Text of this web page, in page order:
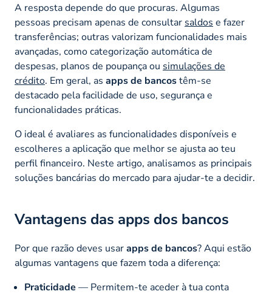
A resposta depende do que procuras. Algumas
pessoas precisam apenas de consultar saldos e fazer
transferências; outras valorizam funcionalidades mais
avançadas, como categorização automática de
despesas, planos de poupança ou simulações de
crédito. Em geral, as apps de bancostêm-se
destacado pela facilidade de uso, segurança e
funcionalidades práticas.
O ideal é avaliares as funcionalidades disponíveis e
escolheres a aplicação que melhor se ajusta ao teu
perfil financeiro. Neste artigo, analisamos as principais
soluções bancárias do mercado para ajudar-te a decidir.
Vantagens das apps dos bancos
Por que razão deves usarapps de bancos? Aqui estão
algumas vantagens que fazem toda a diferença:
Praticidade — Permitem-te aceder à tua conta